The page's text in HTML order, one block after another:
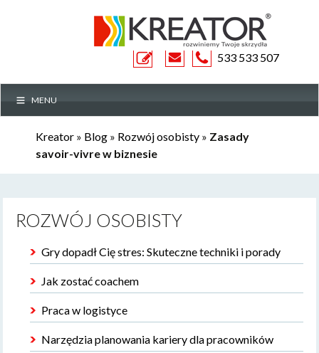
533 533 507
ZAPYTANIE
MENU
Kreator » Blog » Rozwój osobisty » Zasady
savoir-vivre w biznesie
ROZWÓJ OSOBISTY
Gry dopadł Cię stres: Skuteczne techniki i porady
Jak zostać coachem
Praca w logistyce
Narzędzia planowania kariery dla pracowników